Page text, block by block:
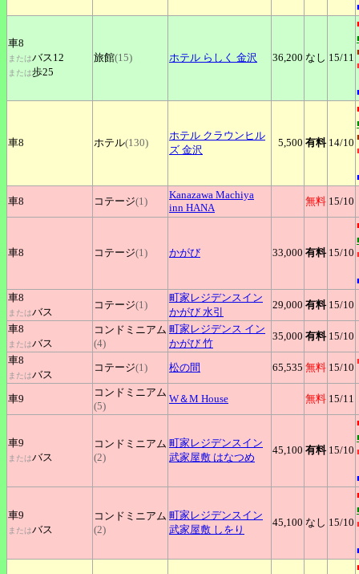
車8
またはバス12
または歩25
旅館(15) ホテル らしく 金沢 36,200 なし 15/11
車8 ホテル(130)
ホテル クラウンヒル
ズ 金沢
5,500 有料 14/10
車8
コテージ(1)
Kanazawa Machiya
inn HANA
無料 15/10
車8 コテージ(1) かがび 33,000 有料 15/10
車8
またはバス
コテージ(1)
町家レジデンスイン
かがび 水引
29,000 有料 15/10
車8
またはバス
コンドミニアム
(4)
町家レジデンス イン
かがび 竹
35,000 有料 15/10
車8
またはバス
コテージ(1) 松の間 65,535 無料 15/10
車9
コンドミニアム
(5)
W＆M House 無料 15/11
車9
またはバス
コンドミニアム
(2)
町家レジデンスイン
武家屋敷 はなつめ
45,100 有料 15/10
車9
またはバス
コンドミニアム
(2)
町家レジデンスイン
武家屋敷 しをり
45,100 なし 15/10